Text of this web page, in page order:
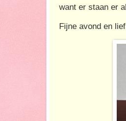
want er staan er
Fijne avond en